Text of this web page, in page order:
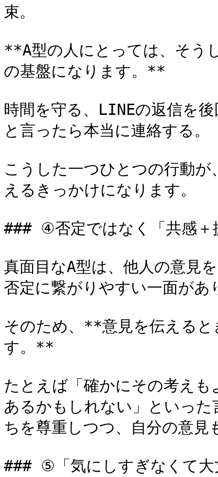
束。
**A型の人にとっては、そう
の基盤になります。**
時間を守る、LINEの返信を
と言ったら本当に連絡する。
こうした一つひとつの行動
えるきっかけになります。
### ④否定ではなく「共感＋
真面目なA型は、他人の意見
否定に繋がりやすい一面があ
そのため、**意見を伝える
す。**
たとえば「確かにその考え
あるかもしれない」といっ
ちを尊重しつつ、自分の意
### ⑤「気にしすぎなくて大